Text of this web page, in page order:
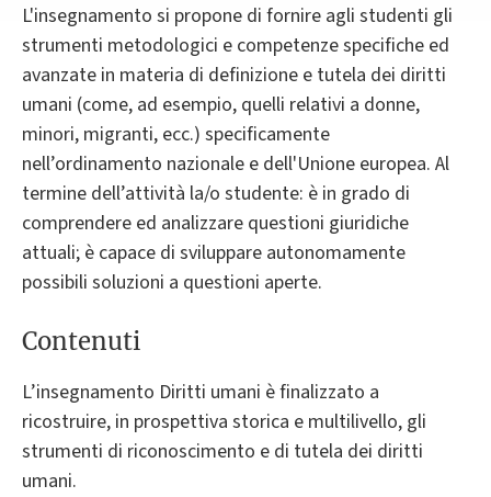
L'insegnamento si propone di fornire agli studenti gli
strumenti metodologici e competenze specifiche ed
avanzate in materia di definizione e tutela dei diritti
umani (come, ad esempio, quelli relativi a donne,
minori, migranti, ecc.) specificamente
nell’ordinamento nazionale e dell'Unione europea. Al
termine dell’attività la/o studente: è in grado di
comprendere ed analizzare questioni giuridiche
attuali; è capace di sviluppare autonomamente
possibili soluzioni a questioni aperte.
Contenuti
L’insegnamento Diritti umani è finalizzato a
ricostruire, in prospettiva storica e multilivello, gli
strumenti di riconoscimento e di tutela dei diritti
umani.